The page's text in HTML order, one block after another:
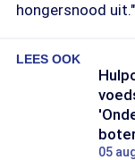
hongersnood uit."
LEES OOK
05